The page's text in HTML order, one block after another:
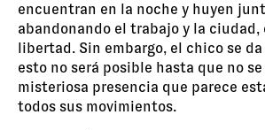
encuentran en la noche y huyen
abandonando el trabajo y la ciudad,
libertad. Sin embargo, el chico se
esto no será posible hasta que no
misteriosa presencia que parece
todos sus movimientos.